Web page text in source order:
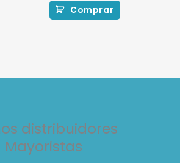
Comprar
distribuidores
Mayoristas